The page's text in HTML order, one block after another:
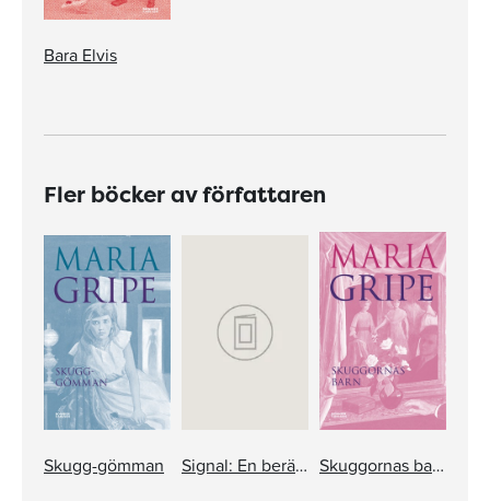
Bara Elvis
Fler böcker av författaren
Skugg-gömman Signal: En berättelse: Annas blomma Skuggornas barn